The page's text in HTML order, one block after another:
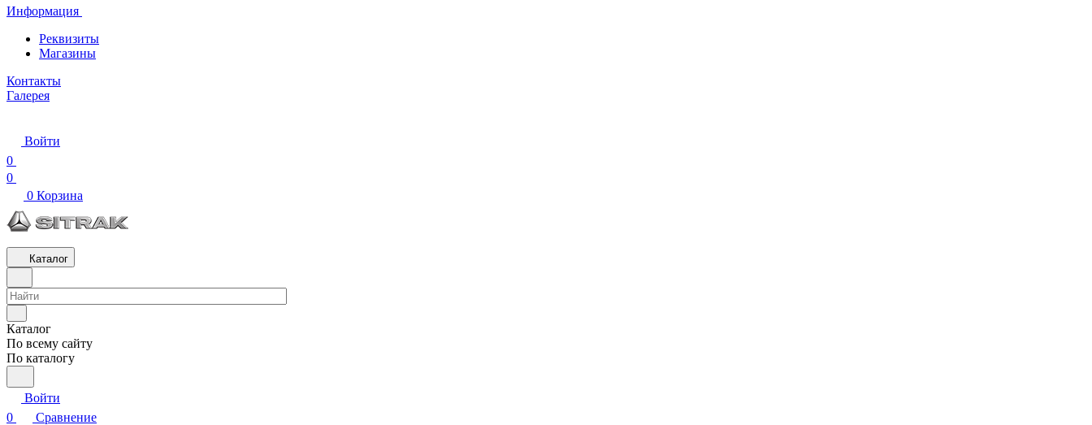
Информация
Реквизиты
Магазины
Контакты
Галерея
Войти
0
0
0 Корзина
Каталог
Каталог
По всему сайту
По каталогу
Войти
0
Сравнение